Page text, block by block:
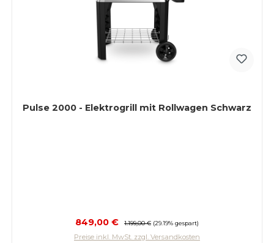
Pulse 2000 - Elektrogrill mit Rollwagen Schwarz
Verkaufspreis:
849,00 € Regulärer Preis:
1.199,00 € (29.19% gespart)
Preise inkl. MwSt. zzgl. Versandkosten